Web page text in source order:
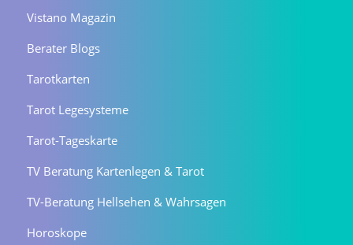
Vistano Magazin
Berater Blogs
Tarotkarten
Tarot Legesysteme
Tarot-Tageskarte
TV Beratung Kartenlegen & Tarot
TV-Beratung Hellsehen & Wahrsagen
Horoskope